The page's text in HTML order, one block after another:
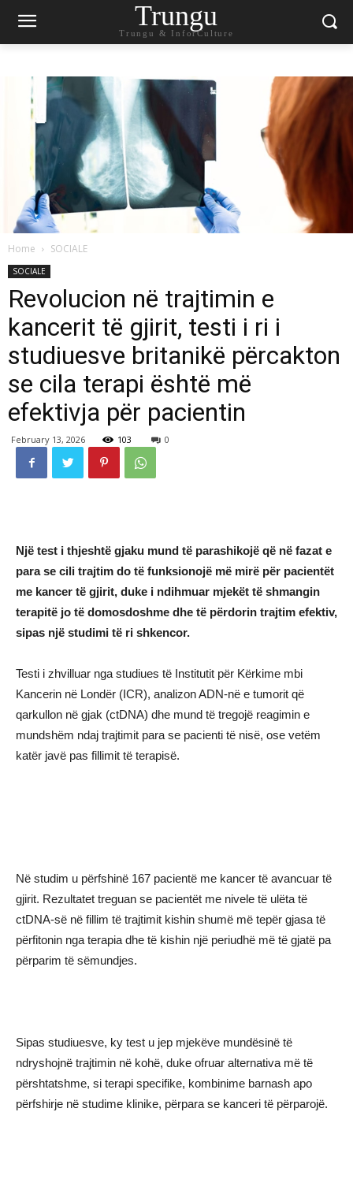
Trungu
Trungu & InforCulture
Home SOCIALE
SOCIALE
Revolucion në trajtimin e
kancerit të gjirit, testi i ri i
studiuesve britanikë përcakton
se cila terapi është më
efektivja për pacientin
February 13, 2026 103 0
Një test i thjeshtë gjaku mund të parashikojë që në fazat e
para se cili trajtim do të funksionojë më mirë për pacientët
me kancer të gjirit, duke i ndihmuar mjekët të shmangin
terapitë jo të domosdoshme dhe të përdorin trajtim efektiv,
sipas një studimi të ri shkencor.
Testi i zhvilluar nga studiues të Institutit për Kërkime mbi
Kancerin në Londër (ICR), analizon ADN-në e tumorit që
qarkullon në gjak (ctDNA) dhe mund të tregojë reagimin e
mundshëm ndaj trajtimit para se pacienti të nisë, ose vetëm
katër javë pas fillimit të terapisë.
Në studim u përfshinë 167 pacientë me kancer të avancuar të
gjirit. Rezultatet treguan se pacientët me nivele të ulëta të
ctDNA-së në fillim të trajtimit kishin shumë më tepër gjasa të
përfitonin nga terapia dhe të kishin një periudhë më të gjatë pa
përparim të sëmundjes.
Sipas studiuesve, ky test u jep mjekëve mundësinë të
ndryshojnë trajtimin në kohë, duke ofruar alternativa më të
përshtatshme, si terapi specifike, kombinime barnash apo
përfshirje në studime klinike, përpara se kanceri të përparojë.